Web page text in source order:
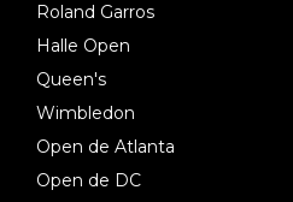
Roland Garros
Halle Open
Queen's
Wimbledon
Open de Atlanta
Open de DC